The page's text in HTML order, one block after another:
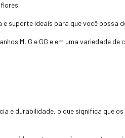
suporte ideais para que você possa
M, G e GG e em uma variedade
e durabilidade, o que significa que